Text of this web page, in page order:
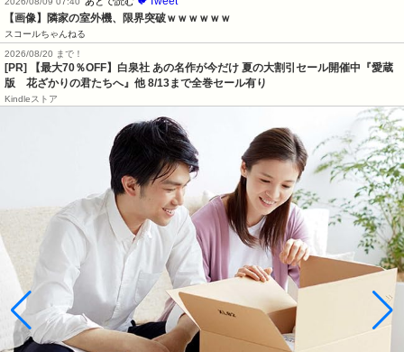
【画像】隣家の室外機、限界突破ｗｗｗｗｗｗ
スコールちゃんねる
2026/08/20 まで！
[PR]
【最大70％OFF】白泉社 あの名作が今だけ 夏の大割引セール開催中『愛蔵
版 花ざかりの君たちへ』他 8/13まで全巻セール有り
Kindleストア